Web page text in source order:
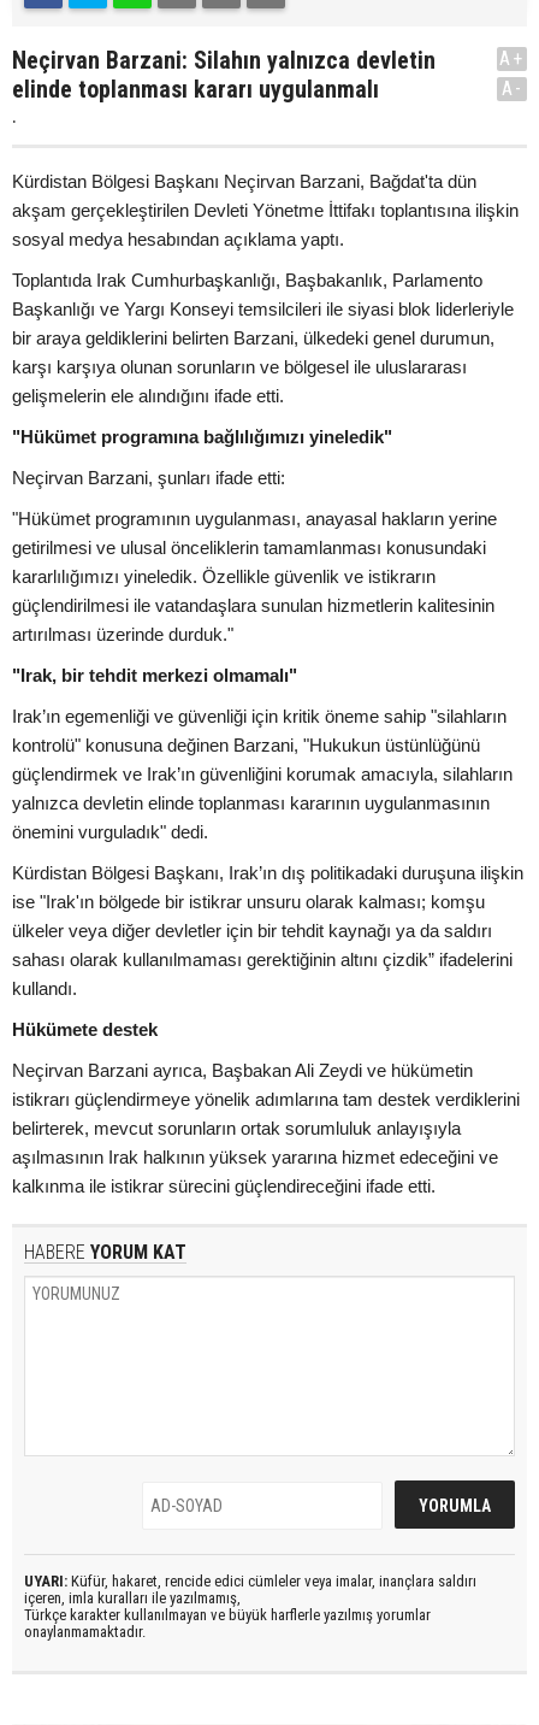
Neçirvan Barzani: Silahın yalnızca devletin
elinde toplanması kararı uygulanmalı
.
A+
A-
Kürdistan Bölgesi Başkanı Neçirvan Barzani, Bağdat'ta dün
akşam gerçekleştirilen Devleti Yönetme İttifakı toplantısına ilişkin
sosyal medya hesabından açıklama yaptı.
Toplantıda Irak Cumhurbaşkanlığı, Başbakanlık, Parlamento
Başkanlığı ve Yargı Konseyi temsilcileri ile siyasi blok liderleriyle
bir araya geldiklerini belirten Barzani, ülkedeki genel durumun,
karşı karşıya olunan sorunların ve bölgesel ile uluslararası
gelişmelerin ele alındığını ifade etti.
"Hükümet programına bağlılığımızı yineledik"
Neçirvan Barzani, şunları ifade etti:
"Hükümet programının uygulanması, anayasal hakların yerine
getirilmesi ve ulusal önceliklerin tamamlanması konusundaki
kararlılığımızı yineledik. Özellikle güvenlik ve istikrarın
güçlendirilmesi ile vatandaşlara sunulan hizmetlerin kalitesinin
artırılması üzerinde durduk."
"Irak, bir tehdit merkezi olmamalı"
Irak’ın egemenliği ve güvenliği için kritik öneme sahip "silahların
kontrolü" konusuna değinen Barzani, "Hukukun üstünlüğünü
güçlendirmek ve Irak’ın güvenliğini korumak amacıyla, silahların
yalnızca devletin elinde toplanması kararının uygulanmasının
önemini vurguladık" dedi.
Kürdistan Bölgesi Başkanı, Irak’ın dış politikadaki duruşuna ilişkin
ise "Irak'ın bölgede bir istikrar unsuru olarak kalması; komşu
ülkeler veya diğer devletler için bir tehdit kaynağı ya da saldırı
sahası olarak kullanılmaması gerektiğinin altını çizdik” ifadelerini
kullandı.
Hükümete destek
Neçirvan Barzani ayrıca, Başbakan Ali Zeydi ve hükümetin
istikrarı güçlendirmeye yönelik adımlarına tam destek verdiklerini
belirterek, mevcut sorunların ortak sorumluluk anlayışıyla
aşılmasının Irak halkının yüksek yararına hizmet edeceğini ve
kalkınma ile istikrar sürecini güçlendireceğini ifade etti.
HABERE YORUM KAT
UYARI: Küfür, hakaret, rencide edici cümleler veya imalar, inançlara saldırı
içeren, imla kuralları ile yazılmamış,
Türkçe karakter kullanılmayan ve büyük harflerle yazılmış yorumlar
onaylanmamaktadır.